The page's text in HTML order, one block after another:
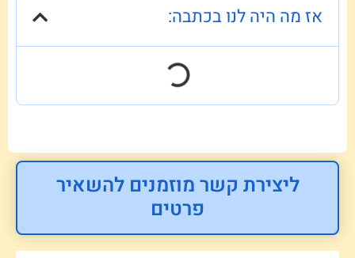
אז מה היה לנו בכתבה:
ליצירת קשר מוזמנים להשאיר
פרטים